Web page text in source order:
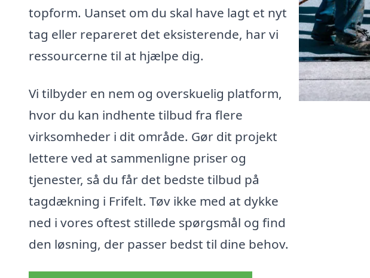
topform. Uanset om du skal have lagt et nyt
tag eller repareret det eksisterende, har vi
ressourcerne til at hjælpe dig.
Vi tilbyder en nem og overskuelig platform,
hvor du kan indhente tilbud fra flere
virksomheder i dit område. Gør dit projekt
lettere ved at sammenligne priser og
tjenester, så du får det bedste tilbud på
tagdækning i Frifelt. Tøv ikke med at dykke
ned i vores oftest stillede spørgsmål og find
den løsning, der passer bedst til dine behov.